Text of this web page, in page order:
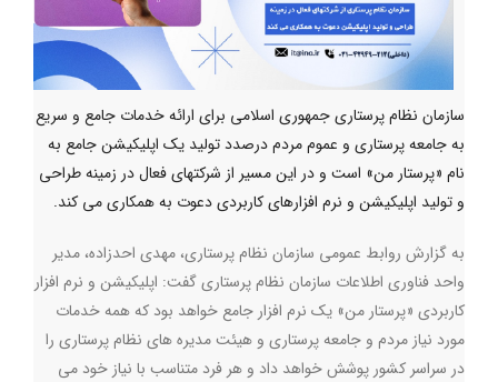
سازمان نظام پرستاری جمهوری اسلامی برای ارائه خدمات جامع و سریع
به جامعه پرستاری و عموم مردم درصدد تولید یک اپلیکیشن جامع به
نام «پرستار من» است و در این مسیر از شرکتهای فعال در زمینه طراحی
و تولید اپلیکیشن و نرم افزارهای کاربردی دعوت به همکاری می کند.
به گزارش روابط عمومی سازمان نظام پرستاری، مهدی احدزاده، مدیر
واحد فناوری اطلاعات سازمان نظام پرستاری گفت: اپلیکیشن و نرم افزار
کاربردی «پرستار من» یک نرم افزار جامع خواهد بود که همه خدمات
مورد نیاز مردم و جامعه پرستاری و هیئت مدیره های نظام پرستاری را
در سراسر کشور پوشش خواهد داد و هر فرد متناسب با نیاز خود می